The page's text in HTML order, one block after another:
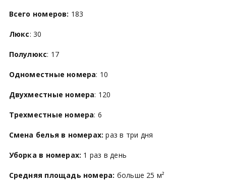
Всего номеров: 183
Люкс: 30
Полулюкс: 17
Одноместные номера: 10
Двухместные номера: 120
Трехместные номера: 6
Смена белья в номерах: раз в три дня
Уборка в номерах: 1 раз в день
Средняя площадь номера: больше 25 м²